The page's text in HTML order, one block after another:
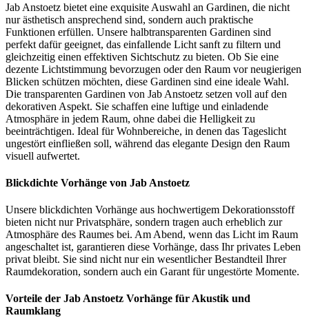
Jab Anstoetz bietet eine exquisite Auswahl an Gardinen, die nicht
nur ästhetisch ansprechend sind, sondern auch praktische
Funktionen erfüllen. Unsere halbtransparenten Gardinen sind
perfekt dafür geeignet, das einfallende Licht sanft zu filtern und
gleichzeitig einen effektiven Sichtschutz zu bieten. Ob Sie eine
dezente Lichtstimmung bevorzugen oder den Raum vor neugierigen
Blicken schützen möchten, diese Gardinen sind eine ideale Wahl.
Die transparenten Gardinen von Jab Anstoetz setzen voll auf den
dekorativen Aspekt. Sie schaffen eine luftige und einladende
Atmosphäre in jedem Raum, ohne dabei die Helligkeit zu
beeinträchtigen. Ideal für Wohnbereiche, in denen das Tageslicht
ungestört einfließen soll, während das elegante Design den Raum
visuell aufwertet.
Blickdichte Vorhänge von Jab Anstoetz
Unsere blickdichten Vorhänge aus hochwertigem Dekorationsstoff
bieten nicht nur Privatsphäre, sondern tragen auch erheblich zur
Atmosphäre des Raumes bei. Am Abend, wenn das Licht im Raum
angeschaltet ist, garantieren diese Vorhänge, dass Ihr privates Leben
privat bleibt. Sie sind nicht nur ein wesentlicher Bestandteil Ihrer
Raumdekoration, sondern auch ein Garant für ungestörte Momente.
Vorteile der Jab Anstoetz Vorhänge für Akustik und
Raumklang